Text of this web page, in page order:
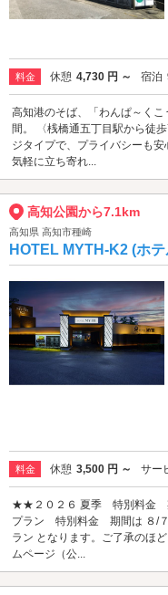
料金 休憩 4,730 円 ～ 宿泊
高知港のそば、「わんぱ～く
間。 〈桟橋通五丁目駅から徒
ジタイプで、プライバシーも
気軽に立ち寄れ...
高知公園から7.1km
高知県 高知市種崎
HOTEL MYTH-K2 (ホ
料金 休憩 3,500 円 ～ サー
★★２０２６ 夏季 特別料金
プラン 特別料金 期間は ８/
ラン となります。ご了承のほ
ムページ（公...